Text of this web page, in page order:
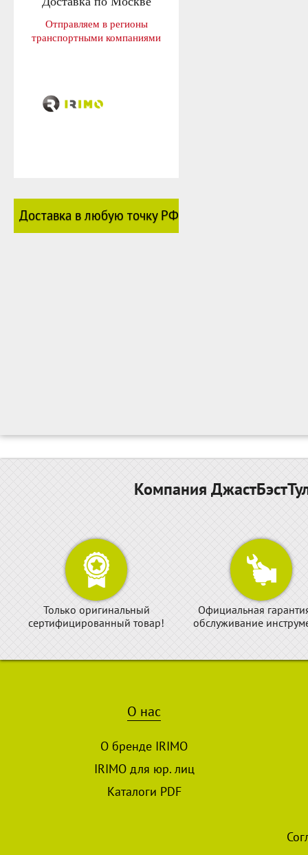
Отправляем в регионы
транспортными компаниями
Доставка в любую точку РФ
Компания
Только оригинальный
сертифицированный товар!
Официальная
обслуживание
О нас
О бренде IRIMO
IRIMO для юр. лиц
Каталоги PDF